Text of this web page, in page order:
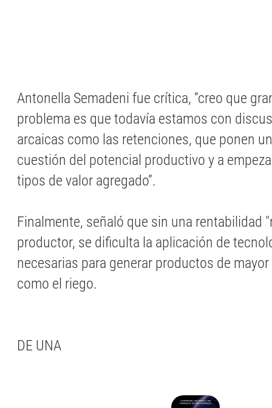
Antonella Semadeni fue crítica, “creo que
problema es que todavía estamos con
arcaicas como las retenciones, que ponen
cuestión del potencial productivo y a
tipos de valor agregado”.
Finalmente, señaló que sin una rentabilidad
productor, se dificulta la aplicación de
necesarias para generar productos de
como el riego.
DE UNA